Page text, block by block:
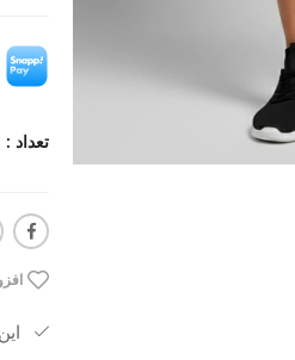
تعداد :